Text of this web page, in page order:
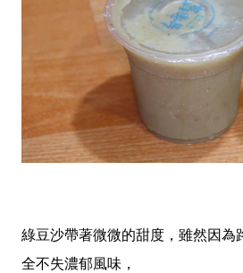
綠豆沙帶著微微的甜度，雖然因為
全不失濃郁風味，